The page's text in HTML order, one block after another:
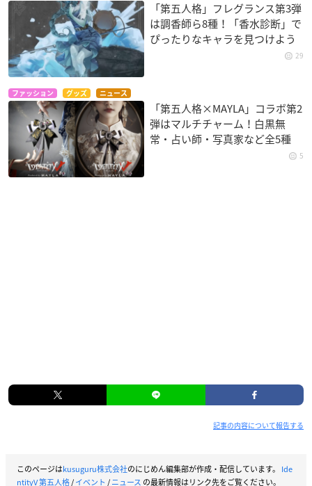
「第五人格」フレグランス第3弾
は調香師ら8種！「香水診断」で
ぴったりなキャラを見つけよう
29
ファッション グッズ ニュース
「第五人格×MAYLA」コラボ第2
弾はマルチチャーム！白黒無
常・占い師・写真家など全5種
5
記事の内容について報告する
このページはkusuguru株式会社のにじめん編集部が作成・配信しています。 Ide
ntityV 第五人格/イベント /ニュース の最新情報はリンク先をご覧ください。